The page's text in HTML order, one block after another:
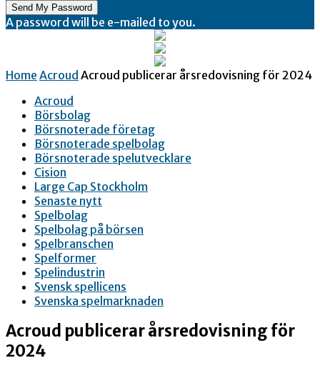
A password will be e-mailed to you.
Home Acroud Acroud publicerar årsredovisning för 2024
Acroud
Börsbolag
Börsnoterade företag
Börsnoterade spelbolag
Börsnoterade spelutvecklare
Cision
Large Cap Stockholm
Senaste nytt
Spelbolag
Spelbolag på börsen
Spelbranschen
Spelformer
Spelindustrin
Svensk spellicens
Svenska spelmarknaden
Acroud publicerar årsredovisning för
2024